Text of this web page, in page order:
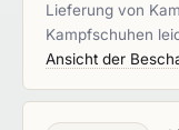
Lieferung von
Kampfschuhen
Ansicht der